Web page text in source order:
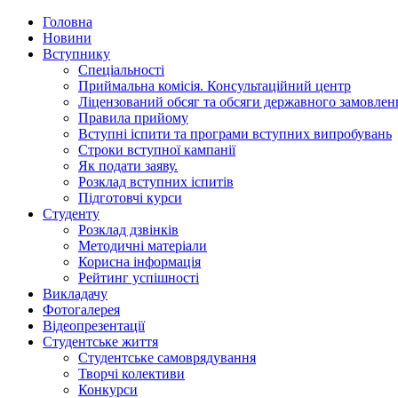
Головна
Новини
Вступнику
Спеціальності
Приймальна комісія. Консультаційний центр
Ліцензований обсяг та обсяги державного
Правила прийому
Вступні іспити та програми вступних випробувань
Строки вступної кампанії
Як подати заяву.
Розклад вступних іспитів
Підготовчі курси
Студенту
Розклад дзвінків
Методичні матеріали
Корисна інформація
Рейтинг успішності
Викладачу
Фотогалерея
Відеопрезентації
Студентське життя
Студентське самоврядування
Творчі колективи
Конкурси